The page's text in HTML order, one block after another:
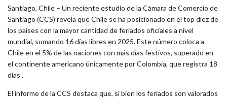
Santiago, Chile – Un reciente estudio de la Cámara de Comercio de
Santiago (CCS) revela que Chile se ha posicionado en el top diez de
los países con la mayor cantidad de feriados oficiales a nivel
mundial, sumando 16 días libres en 2025. Este número coloca a
Chile en el 5% de las naciones con más días festivos, superado en
el continente americano únicamente por Colombia, que registra 18
días .
El informe de la CCS destaca que, si bien los feriados son valorados